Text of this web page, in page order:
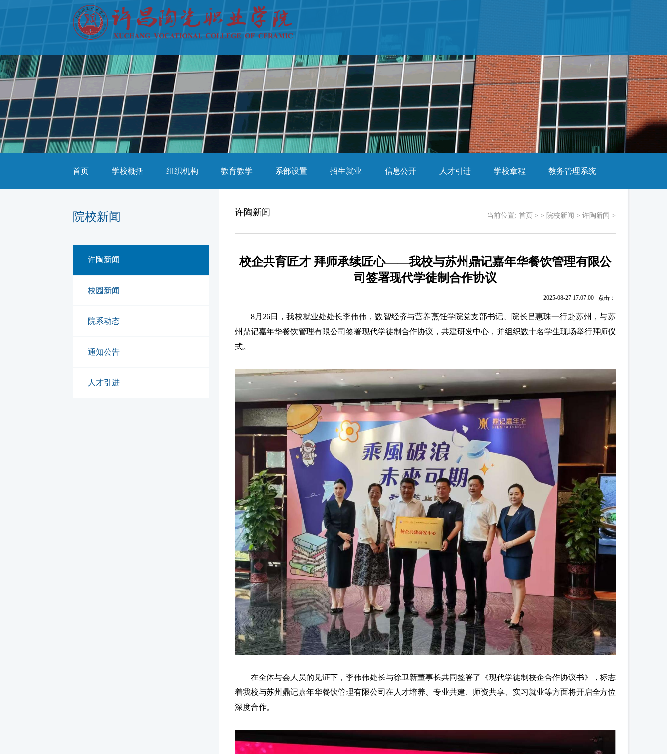
首页 学校概括 组织机构 教育教学 系部设置 招生就业 信息公开 人才引进 学校章程 教务管理系统
院校新闻
许陶新闻
校园新闻
院系动态
通知公告
人才引进
许陶新闻 当前位置: 首页 > > 院校新闻 > 许陶新闻 >
校企共育匠才 拜师承续匠心——我校与苏州鼎记嘉年华餐饮管理有限公
司签署现代学徒制合作协议
2025-08-27 17:07:00 点击：
8月26日，我校就业处处长李伟伟，数智经济与营养烹饪学院党支部书记、院长吕惠珠一行赴苏州，与苏
州鼎记嘉年华餐饮管理有限公司签署现代学徒制合作协议，共建研发中心，并组织数十名学生现场举行拜师仪
式。
在全体与会人员的见证下，李伟伟处长与徐卫新董事长共同签署了《现代学徒制校企合作协议书》，标志
着我校与苏州鼎记嘉年华餐饮管理有限公司在人才培养、专业共建、师资共享、实习就业等方面将开启全方位
深度合作。